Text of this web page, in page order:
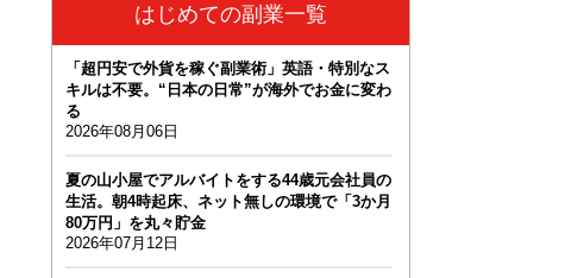
はじめての副業一覧
「超円安で外貨を稼ぐ副業術」英語・特別なス
キルは不要。“日本の日常”が海外でお金に変わ
る
2026年08月06日
夏の山小屋でアルバイトをする44歳元会社員の
生活。朝4時起床、ネット無しの環境で「3か月
80万円」を丸々貯金
2026年07月12日